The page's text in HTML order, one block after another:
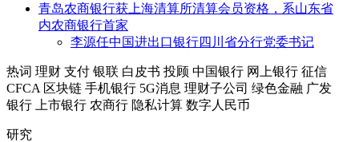
青岛农商银行获上海清算所清算会员资格，系山东省
内农商银行首家
李源任中国进出口银行四川省分行党委书记
热词 理财 支付 银联 白皮书 投顾 中国银行 网上银行 征信
CFCA 区块链 手机银行 5G消息 理财子公司 绿色金融 广发
银行
上市银行 农商行 隐私计算 数字人民币
研究